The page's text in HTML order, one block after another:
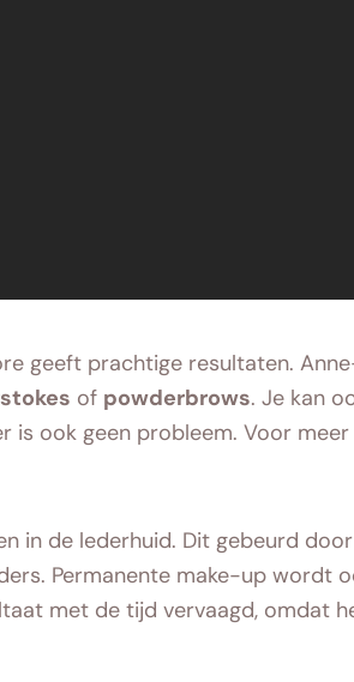
geeft prachtige resultaten.
of powderbrows. Je kan
is ook geen probleem. Voor
in de lederhuid. Dit gebeurd
Permanente make-up wordt
met de tijd vervaagd, omdat